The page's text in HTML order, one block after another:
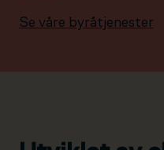
Se våre byråtjenester